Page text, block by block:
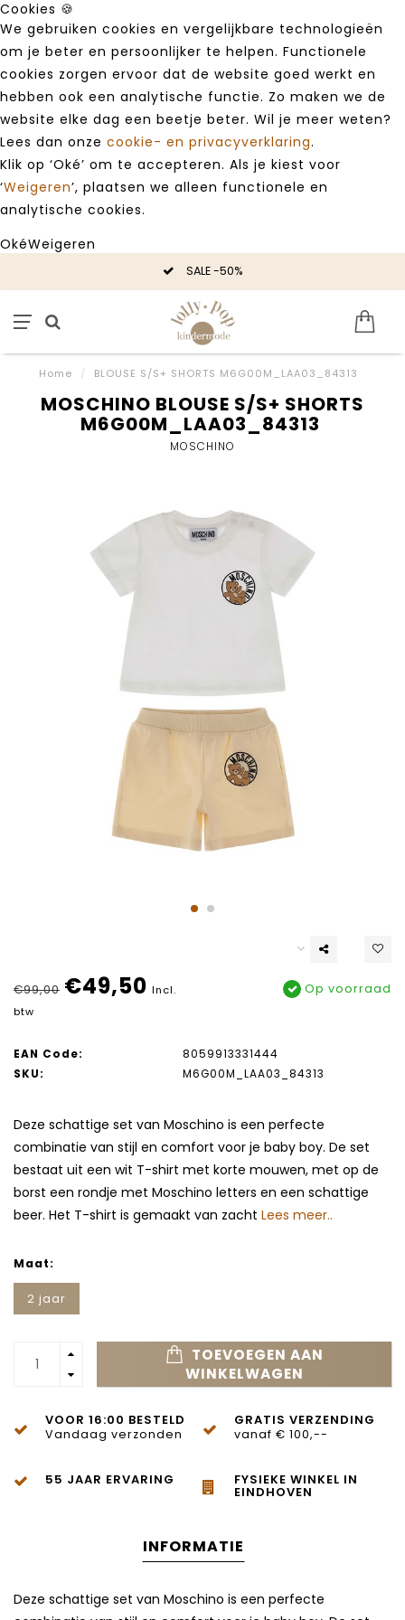
Cookies 🍪
We gebruiken cookies en vergelijkbare technologieën
om je beter en persoonlijker te helpen. Functionele
cookies zorgen ervoor dat de website goed werkt en
hebben ook een analytische functie. Zo maken we de
website elke dag een beetje beter. Wil je meer weten?
Lees dan onze cookie- en privacyverklaring.
Klik op ‘Oké’ om te accepteren. Als je kiest voor
‘Weigeren’, plaatsen we alleen functionele en
analytische cookies.
OkéWeigeren
SALE -50%
Home / BLOUSE S/S+ SHORTS M6G00M_LAA03_84313
MOSCHINO BLOUSE S/S+ SHORTS
M6G00M_LAA03_84313
MOSCHINO
€99,00 €49,50 Incl.
btw
Op voorraad
EAN Code:
8059913331444
SKU:
M6G00M_LAA03_84313
Deze schattige set van Moschino is een perfecte
combinatie van stijl en comfort voor je baby boy. De set
bestaat uit een wit T-shirt met korte mouwen, met op de
borst een rondje met Moschino letters en een schattige
beer. Het T-shirt is gemaakt van zacht Lees meer..
Maat:
2 jaar
TOEVOEGEN AAN
WINKELWAGEN
VOOR 16:00 BESTELD
Vandaag verzonden
GRATIS VERZENDING
vanaf € 100,--
55 JAAR ERVARING FYSIEKE WINKEL IN
EINDHOVEN
INFORMATIE
Deze schattige set van Moschino is een perfecte